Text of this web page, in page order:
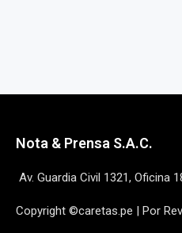
Nota & Prensa S.A.C.
Av. Guardia Civil 1321, Oficina
Copyright ©caretas.pe | Por